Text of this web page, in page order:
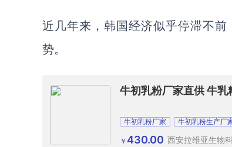
近 几年来，韩国经济似乎停滞不前
势。
牛初乳粉厂家直供 牛乳
牛初乳粉厂家 牛初乳粉生产厂
￥ 430.00 西安拉维亚生物